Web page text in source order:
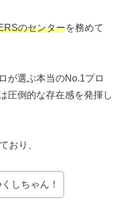
のセンターを務めて
が選ぶ本当のNo.1プロ
圧倒的な存在感を発揮し
おり、
しちゃん！